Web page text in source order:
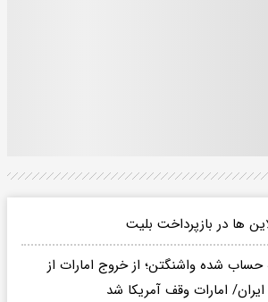
ها در بازپرداخت بلیت
شده واشنگتن؛ از خروج امارات از
امارات وقف آمریکا شد